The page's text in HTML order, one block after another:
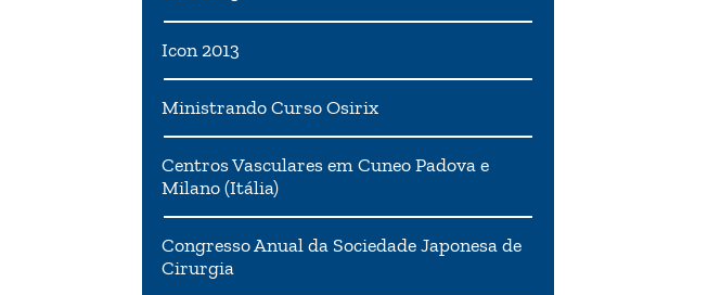
Icon 2013
Ministrando Curso Osirix
Centros Vasculares em Cuneo Padova e
Milano (Itália)
Congresso Anual da Sociedade Japonesa de
Cirurgia